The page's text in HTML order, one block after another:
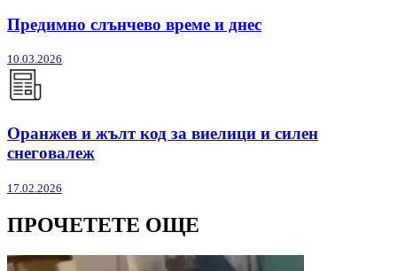
Предимно слънчево време и днес
10.03.2026
Оранжев и жълт код за виелици и силен
снеговалеж
17.02.2026
ПРОЧЕТЕТЕ ОЩЕ